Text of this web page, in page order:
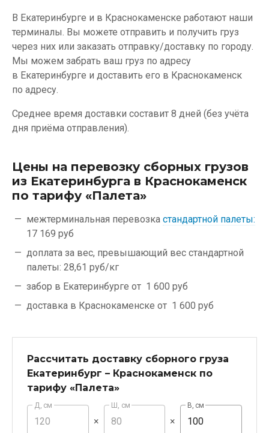
В Екатеринбурге и в Краснокаменске работают наши
терминалы. Вы можете отправить и получить груз
через них или заказать отправку/доставку по городу.
Мы можем забрать ваш груз по адресу
в Екатеринбурге и доставить его в Краснокаменск
по адресу.
Среднее время доставки составит 8 дней (без учёта
дня приёма отправления).
Цены на перевозку сборных грузов
из Екатеринбурга в Краснокаменск
по тарифу «Палета»
межтерминальная перевозка стандартной палеты:
17 169 руб
доплата за вес, превышающий вес стандартной
палеты: 28,61 руб/кг
забор в Екатеринбурге от 1 600 руб
доставка в Краснокаменске от 1 600 руб
Рассчитать доставку сборного груза
Екатеринбург – Краснокаменск по
тарифу «Палета»
Д, см
×
Ш, см
×
В, см